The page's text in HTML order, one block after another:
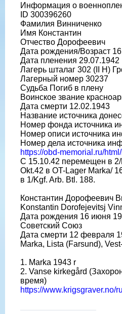
Информация о
ID 300396260
Фамилия Винниченко
Имя Константин
Отчество Дорофеевич
Дата рождения/Возраст
Дата пленения 29.07.1942
Лагерь шталаг 302 (II H)
Лагерный номер 30237
Судьба Погиб в плену
Воинское звание
Дата смерти 12.02.1943
Название источника
Номер фонда источника
Номер описи источника
Номер дела источника
https://obd-memorial.ru/
С 15.10.42 перемещен в 2/
Okt.42 в OT-Lager Marka/
в 1/Kgf. Arb. Btl. 188.
Константин Дорофеевич
Konstantin Dorofejevitsj
Дата рождения 16 июня
Советский Союз
Дата смерти 12 февраля
Marka, Lista (Farsund),
1. Marka 1943 r
2. Vanse kirkegård
время)
https://www.krigsgraver.no/